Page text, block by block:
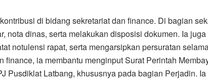
di bidang sekretariat dan finance. Di bagian
nota dinas, serta melakukan disposisi dokumen. Ia
notulensi rapat, serta mengarsipkan persuratan
finance, ia membantu menginput Surat Perintah
Pusdiklat Latbang, khususnya pada bagian Perjadin.